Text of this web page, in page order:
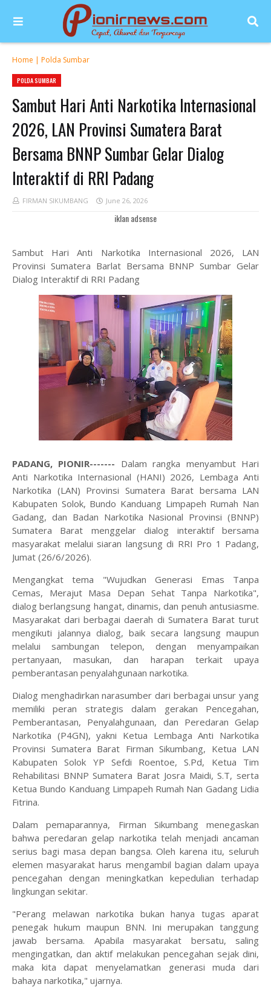
Home | Polda Sumbar
POLDA SUMBAR
Sambut Hari Anti Narkotika Internasional
2026, LAN Provinsi Sumatera Barat
Bersama BNNP Sumbar Gelar Dialog
Interaktif di RRI Padang
FIRMAN SIKUMBANG June 26, 2026
iklan adsense
Sambut Hari Anti Narkotika Internasional 2026, LAN
Provinsi Sumatera Barlat Bersama BNNP Sumbar Gelar
Dialog Interaktif di RRI Padang
PADANG, PIONIR------- Dalam rangka menyambut Hari
Anti Narkotika Internasional (HANI) 2026, Lembaga Anti
Narkotika (LAN) Provinsi Sumatera Barat bersama LAN
Kabupaten Solok, Bundo Kanduang Limpapeh Rumah Nan
Gadang, dan Badan Narkotika Nasional Provinsi (BNNP)
Sumatera Barat menggelar dialog interaktif bersama
masyarakat melalui siaran langsung di RRI Pro 1 Padang,
Jumat (26/6/2026).
Mengangkat tema "Wujudkan Generasi Emas Tanpa
Cemas, Merajut Masa Depan Sehat Tanpa Narkotika",
dialog berlangsung hangat, dinamis, dan penuh antusiasme.
Masyarakat dari berbagai daerah di Sumatera Barat turut
mengikuti jalannya dialog, baik secara langsung maupun
melalui sambungan telepon, dengan menyampaikan
pertanyaan, masukan, dan harapan terkait upaya
pemberantasan penyalahgunaan narkotika.
Dialog menghadirkan narasumber dari berbagai unsur yang
memiliki peran strategis dalam gerakan Pencegahan,
Pemberantasan, Penyalahgunaan, dan Peredaran Gelap
Narkotika (P4GN), yakni Ketua Lembaga Anti Narkotika
Provinsi Sumatera Barat Firman Sikumbang, Ketua LAN
Kabupaten Solok YP Sefdi Roentoe, S.Pd, Ketua Tim
Rehabilitasi BNNP Sumatera Barat Josra Maidi, S.T, serta
Ketua Bundo Kanduang Limpapeh Rumah Nan Gadang Lidia
Fitrina.
Dalam pemaparannya, Firman Sikumbang menegaskan
bahwa peredaran gelap narkotika telah menjadi ancaman
serius bagi masa depan bangsa. Oleh karena itu, seluruh
elemen masyarakat harus mengambil bagian dalam upaya
pencegahan dengan meningkatkan kepedulian terhadap
lingkungan sekitar.
"Perang melawan narkotika bukan hanya tugas aparat
penegak hukum maupun BNN. Ini merupakan tanggung
jawab bersama. Apabila masyarakat bersatu, saling
mengingatkan, dan aktif melakukan pencegahan sejak dini,
maka kita dapat menyelamatkan generasi muda dari
bahaya narkotika," ujarnya.